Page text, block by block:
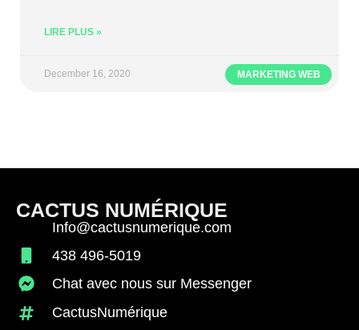
MARKETING WEB
LIRE PLUS »
December 16, 2020
CACTUS NUMÉRIQUE
Info@cactusnumerique.com
438 496-5019
Chat avec nous sur Messenger
CactusNumérique